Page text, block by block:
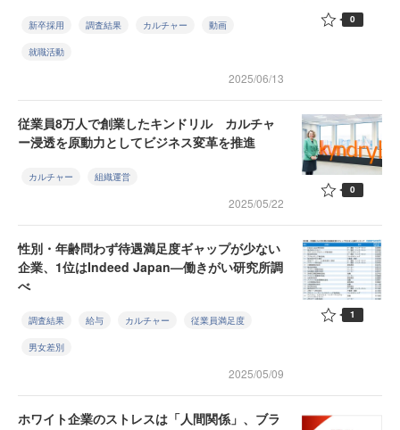
新卒採用 調査結果 カルチャー 動画
就職活動
2025/06/13
0
従業員8万人で創業したキンドリル カルチャ
ー浸透を原動力としてビジネス変革を推進
カルチャー 組織運営
2025/05/22
0
性別・年齢問わず待遇満足度ギャップが少ない
企業、1位はIndeed Japan—働きがい研究所調
べ
調査結果 給与 カルチャー 従業員満足度
男女差別
2025/05/09
1
ホワイト企業のストレスは「人間関係」、ブラ